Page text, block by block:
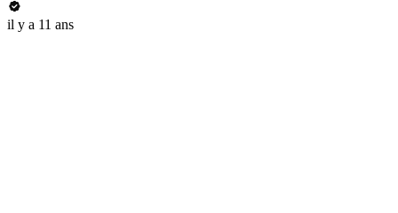
il y a 11 ans